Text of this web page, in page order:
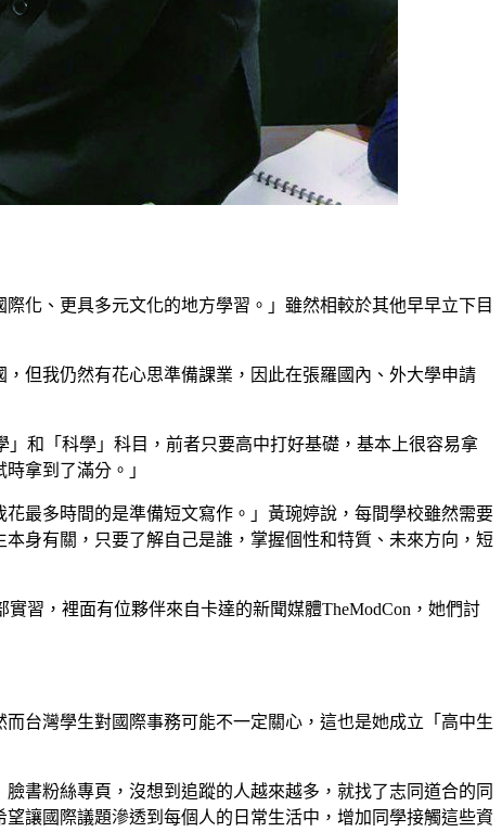
化、更具多元文化的地方學習。」雖然相較於其他早早立下目
但我仍然有花心思準備課業，因此在張羅國內、外大學申請
」和「科學」科目，前者只要高中打好基礎，基本上很容易拿
拿到了滿分。」
最多時間的是準備短文寫作。」黃琬婷說，每間學校雖然需要
身有關，只要了解自己是誰，掌握個性和特質、未來方向，短
習，裡面有位夥伴來自卡達的新聞媒體TheModCon，她們討
台灣學生對國際事務可能不一定關心，這也是她成立「高中生
書粉絲專頁，沒想到追蹤的人越來越多，就找了志同道合的同
讓國際議題滲透到每個人的日常生活中，增加同學接觸這些資